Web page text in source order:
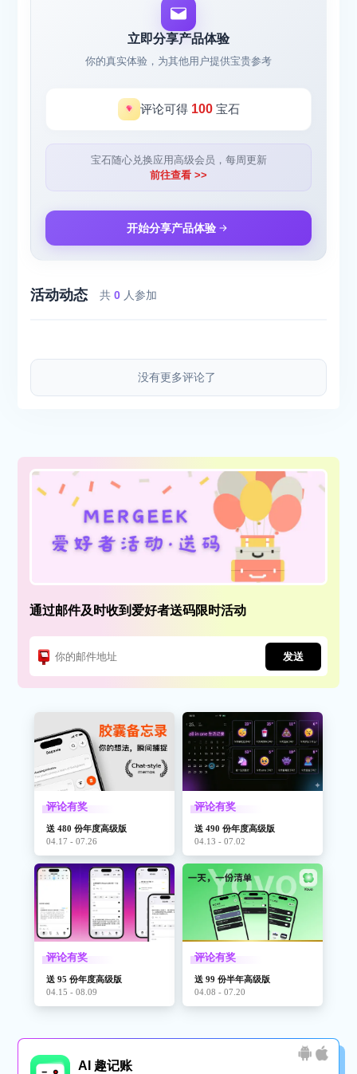
立即分享产品体验
你的真实体验，为其他用户提供宝贵参考
评论可得 100宝石
宝石随心兑换应用高级会员，每周更新
前往查看 >>
开始分享产品体验
活动动态 共0 人参加
没有更多评论了
通过邮件及时收到爱好者送码限时活动
发送
评论有奖
送 480 份年度高级版
04.17 - 07.26
评论有奖
送 490 份年度高级版
04.13 - 07.02
评论有奖
送 95 份年度高级版
04.15 - 08.09
评论有奖
送 99 份半年高级版
04.08 - 07.20
AI 趣记账